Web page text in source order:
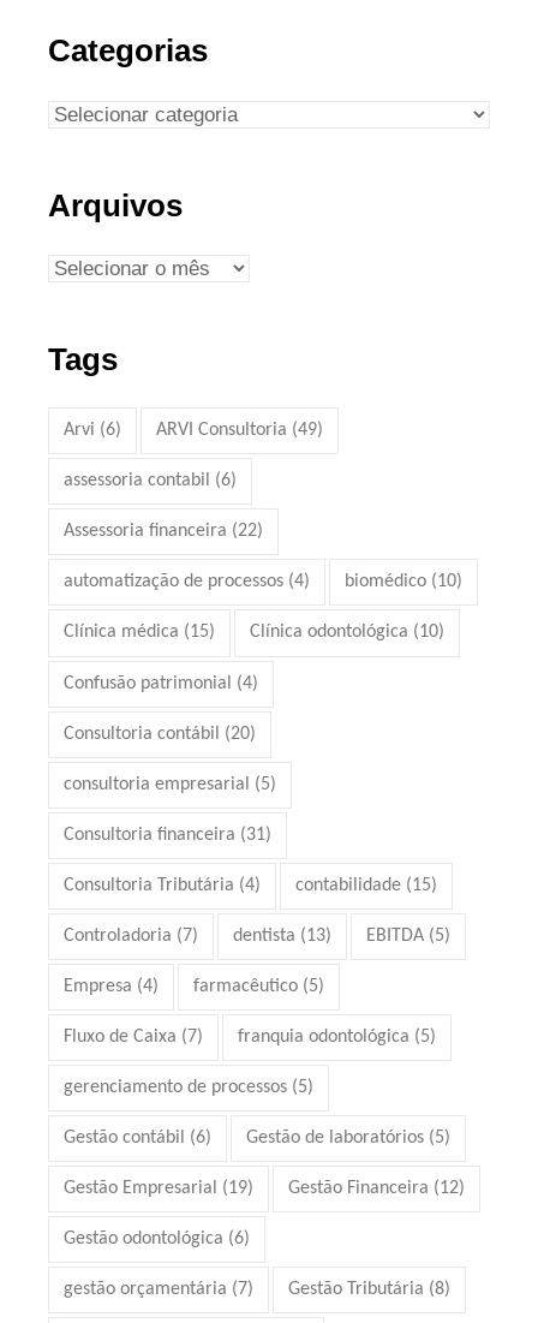
Categorias
Arquivos
Tags
Arvi (6) ARVI Consultoria (49)
assessoria contabil (6)
Assessoria financeira (22)
automatização de processos (4) biomédico (10)
Clínica médica (15) Clínica odontológica (10)
Confusão patrimonial (4)
Consultoria contábil (20)
consultoria empresarial (5)
Consultoria financeira (31)
Consultoria Tributária (4) contabilidade (15)
Controladoria (7) dentista (13) EBITDA (5)
Empresa (4) farmacêutico (5)
Fluxo de Caixa (7) franquia odontológica (5)
gerenciamento de processos (5)
Gestão contábil (6) Gestão de laboratórios (5)
Gestão Empresarial (19) Gestão Financeira (12)
Gestão odontológica (6)
gestão orçamentária (7) Gestão Tributária (8)